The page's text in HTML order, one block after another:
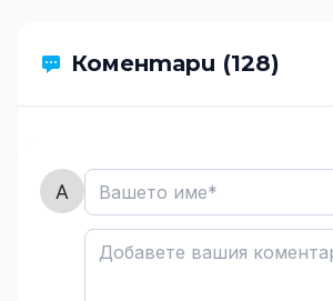
Коментари (128)